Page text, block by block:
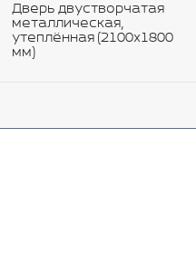
Дверь двустворчатая
металлическая,
утеплённая (2100х1800
мм)